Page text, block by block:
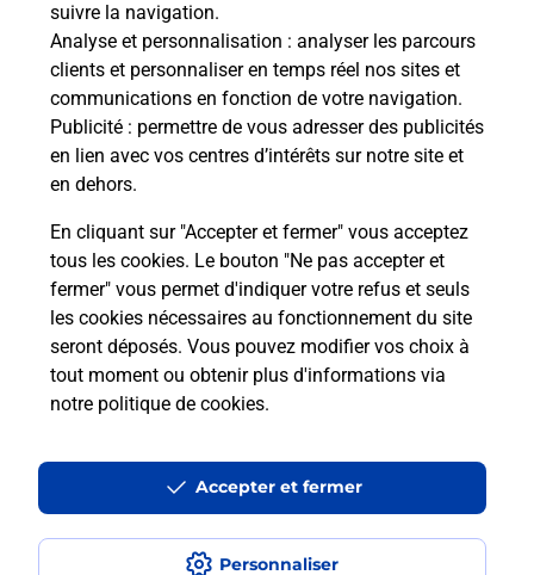
suivre la navigation.
Analyse et personnalisation : analyser les parcours
clients et personnaliser en temps réel nos sites et
communications en fonction de votre navigation.
Publicité : permettre de vous adresser des publicités
en lien avec vos centres d’intérêts sur notre site et
en dehors.
En cliquant sur "Accepter et fermer" vous acceptez
tous les cookies. Le bouton "Ne pas accepter et
fermer" vous permet d'indiquer votre refus et seuls
les cookies nécessaires au fonctionnement du site
seront déposés. Vous pouvez modifier vos choix à
tout moment ou obtenir plus d'informations via
notre politique de cookies.
Personnaliser
Accepter et fermer
Prochaine collecte du courrier
09h00
Carrefour De Varage
13920
Saint Mitre Les Remparts
Itinéraire
Localiser Liste Boîtes aux lettres
Bouches-du-Rhône
Saint Mitre Les Remparts
Accessibilité : partiellement conforme
Conditions contractuelles